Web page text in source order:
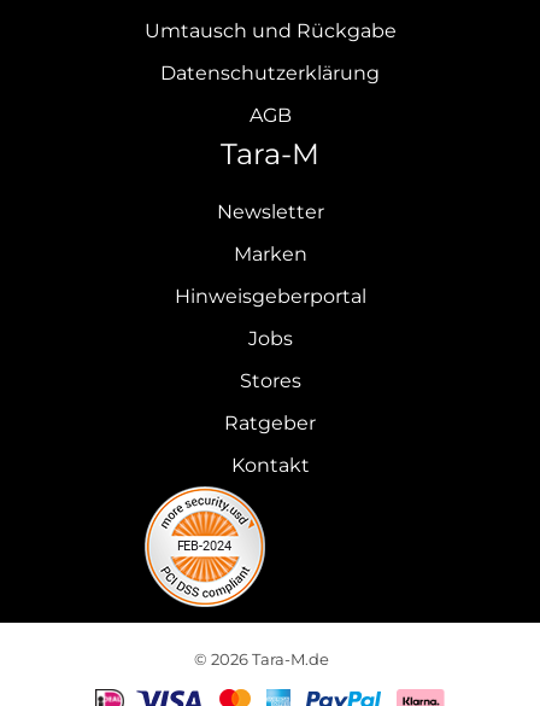
Umtausch und Rückgabe
Datenschutzerklärung
AGB
Tara-M
Newsletter
Marken
Hinweisgeberportal
Jobs
Stores
Ratgeber
Kontakt
© 2026 Tara-M.de